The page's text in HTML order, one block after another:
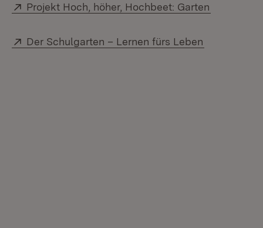
Extern:
Projekt Hoch, höher, Hochbeet: Garten
Extern:
Der Schulgarten – Lernen fürs Leben